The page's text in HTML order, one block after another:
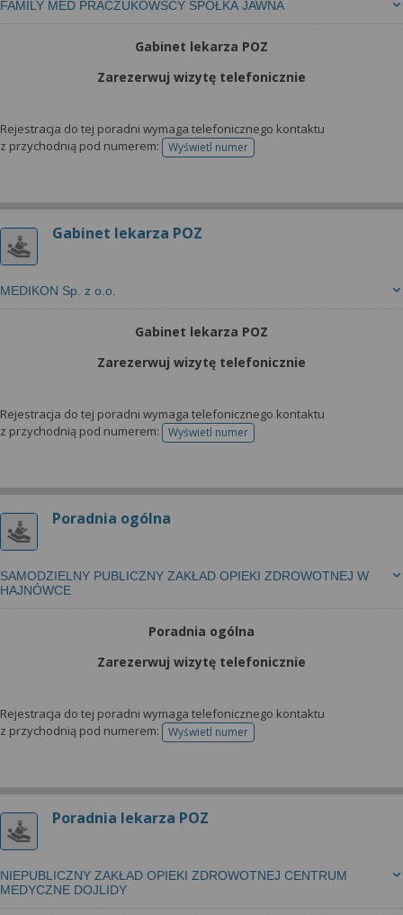
FAMILY MED PRACZUKOWSCY SPÓŁKA JAWNA
Gabinet lekarza POZ
Zarezerwuj wizytę telefonicznie
Rejestracja do tej poradni wymaga telefonicznego kontaktu
z przychodnią pod numerem:
Wyświetl numertelefonu do rejestracji
Gabinet lekarza POZ
MEDIKON Sp. z o.o.
Gabinet lekarza POZ
Zarezerwuj wizytę telefonicznie
Rejestracja do tej poradni wymaga telefonicznego kontaktu
z przychodnią pod numerem:
Wyświetl numertelefonu do rejestracji
Poradnia ogólna
SAMODZIELNY PUBLICZNY ZAKŁAD OPIEKI ZDROWOTNEJ W
HAJNÓWCE
Poradnia ogólna
Zarezerwuj wizytę telefonicznie
Rejestracja do tej poradni wymaga telefonicznego kontaktu
z przychodnią pod numerem:
Wyświetl numertelefonu do rejestracji
Poradnia lekarza POZ
NIEPUBLICZNY ZAKŁAD OPIEKI ZDROWOTNEJ CENTRUM
MEDYCZNE DOJLIDY